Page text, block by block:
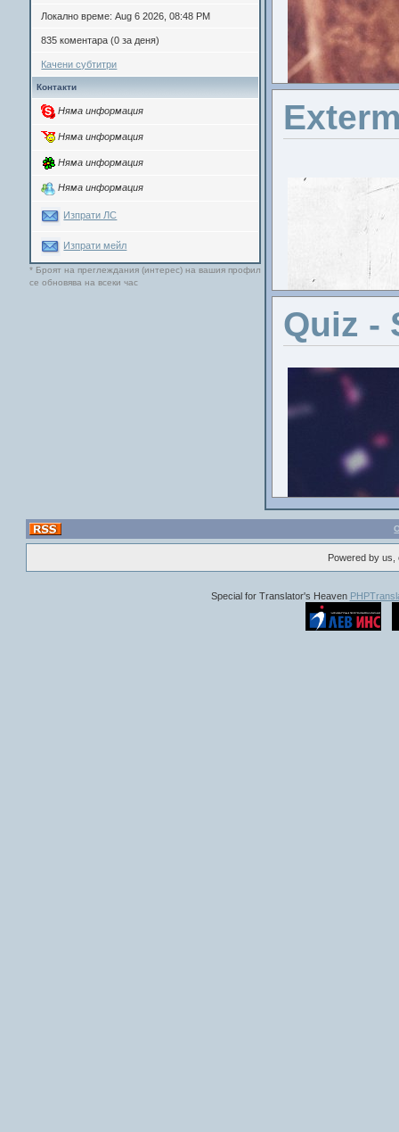
Локално време: Aug 6 2026, 08:48 PM
835 коментара (0 за деня)
Качени субтитри
Контакти
Няма информация
Няма информация
Няма информация
Няма информация
Изпрати ЛС
Изпрати мейл
* Броят на преглеждания (интерес) на вашия профил
се обновява на всеки час
които
Спиращ
Quiz -
Powered by
Special for Translator's Heaven